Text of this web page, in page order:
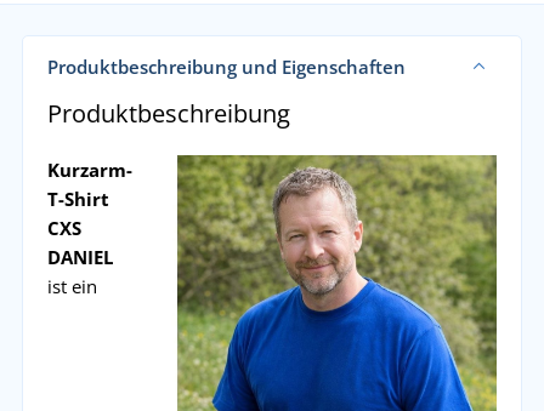
Produktbeschreibung und Eigenschaften
Produktbeschreibung
Kurzarm-
T-Shirt
CXS
DANIEL
ist ein